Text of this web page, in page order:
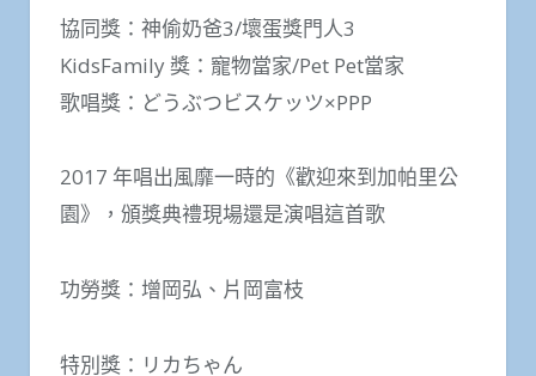
協同獎：神偷奶爸3/壞蛋獎門人3
KidsFamily 獎：寵物當家/Pet Pet當家
歌唱獎：どうぶつビスケッツ×PPP
2017 年唱出風靡一時的《歡迎來到加帕里公
園》，頒獎典禮現場還是演唱這首歌
功勞獎：增岡弘、片岡富枝
特別獎：リカちゃん